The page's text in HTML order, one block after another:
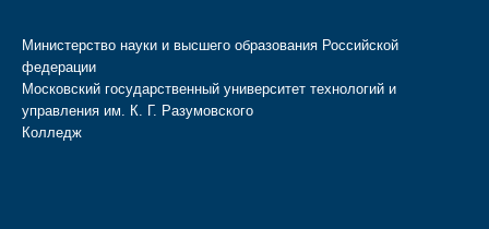
Министерство науки и высшего образования Российской
федерации
Московский государственный университет технологий и
управления им. К. Г. Разумовского
Колледж